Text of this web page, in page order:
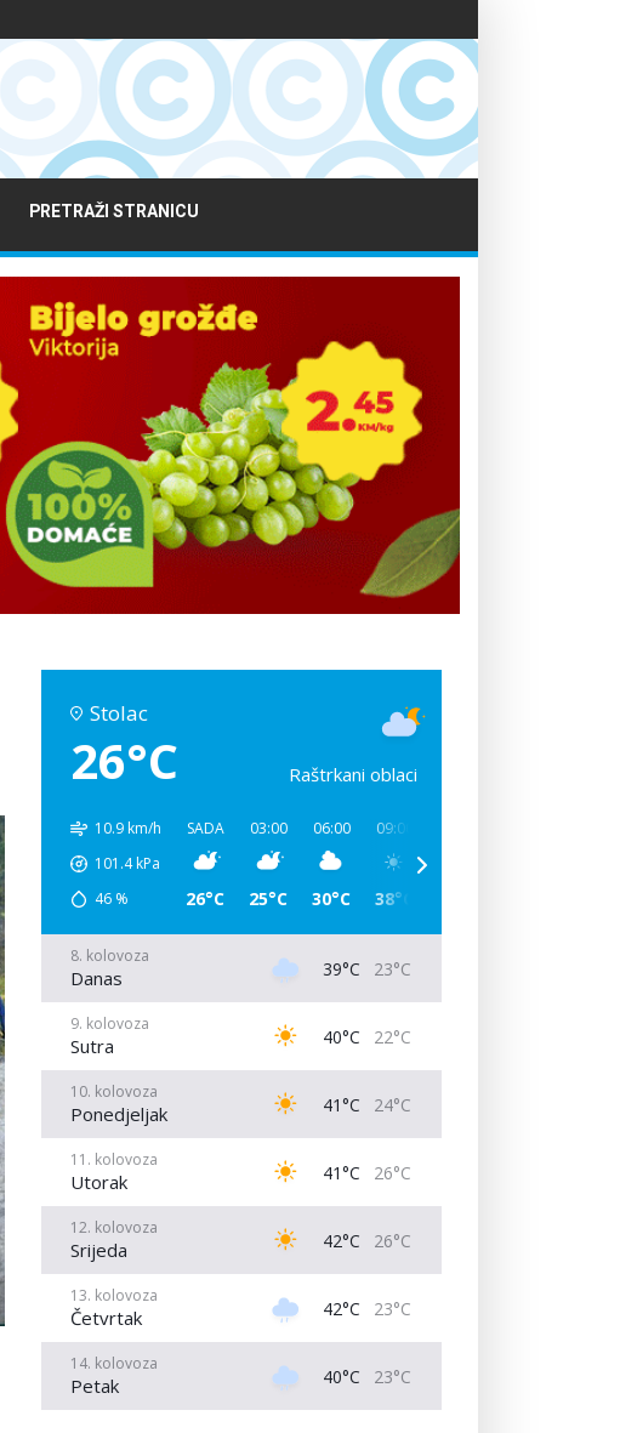
PRETRAŽI STRANICU
Stolac
26°C Raštrkani oblaci
10.9 km/h
101.4kPa
46 %
SADA
26°C
03:00
25°C
06:00
30°C
09:00
38°C
8. kolovoza
Danas 39°C 23°C
9. kolovoza
Sutra 40°C 22°C
10. kolovoza
Ponedjeljak 41°C 24°C
11. kolovoza
Utorak 41°C 26°C
12. kolovoza
Srijeda 42°C 26°C
13. kolovoza
Četvrtak 42°C 23°C
14. kolovoza
Petak 40°C 23°C